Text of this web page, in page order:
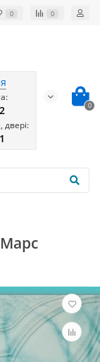
0 0
двері:
0